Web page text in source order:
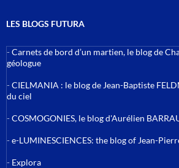
LES BLOGS FUTURA
-Carnets de bord d’un martien, le blog de
géologue
-CIELMANIA : le blog de Jean-Baptiste
du ciel
-COSMOGONIES, le blog d'Aurélien
-e-LUMINESCIENCES: the blog of Jean-
- Explora